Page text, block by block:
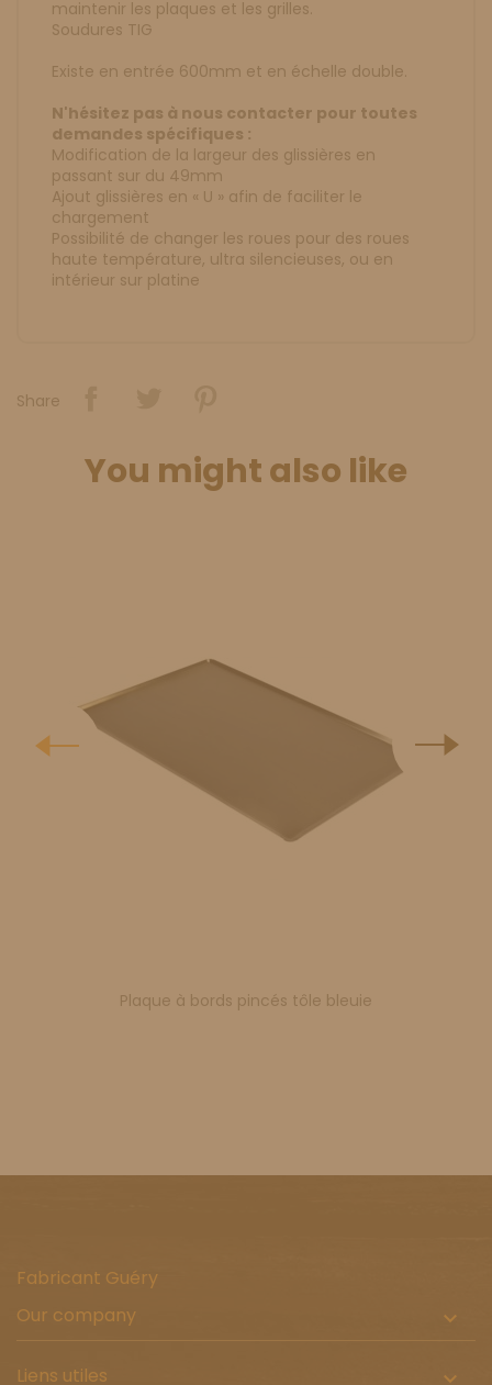
maintenir les plaques et les grilles.
Soudures TIG
Existe en entrée 600mm et en échelle double.
N'hésitez pas à nous contacter pour toutes
demandes spécifiques :
Modification de la largeur des glissières en
passant sur du 49mm
Ajout glissières en « U » afin de faciliter le
chargement
Possibilité de changer les roues pour des roues
haute température, ultra silencieuses, ou en
intérieur sur platine
Share
You might also like
Plaque à bords pincés tôle bleuie
Fabricant Guéry
Our company

Liens utiles 